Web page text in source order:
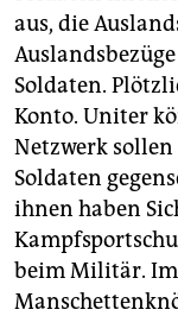
aus, die
Soldaten.
Konto. Uniter
Netzwerk
Soldaten
ihnen haben
beim Militär. Im